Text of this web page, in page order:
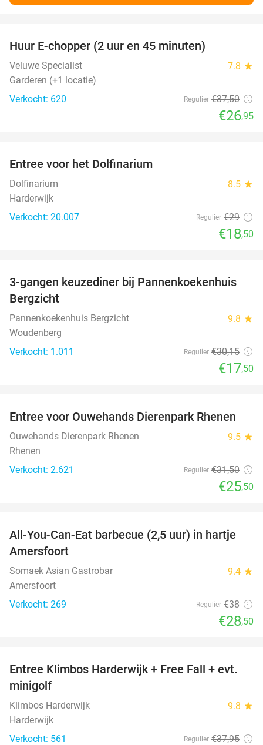
Huur E-chopper (2 uur en 45 minuten)
Veluwe Specialist 7.8 star
Garderen (+1 locatie)
Verkocht: 620
Regulier €37,50
€26,95
Entree voor het Dolfinarium
Dolfinarium 8.5 star
Harderwijk
Verkocht: 20.007
Regulier €29
€18,50
42%
3-gangen keuzediner bij Pannenkoekenhuis
Bergzicht
Pannenkoekenhuis Bergzicht 9.8 star
Woudenberg
Verkocht: 1.011
Regulier €30,15
€17,50
19%
Entree voor Ouwehands Dierenpark Rhenen
Ouwehands Dierenpark Rhenen 9.5 star
Rhenen
Verkocht: 2.621
Regulier €31,50
€25,50
25%
All-You-Can-Eat barbecue (2,5 uur) in hartje
Amersfoort
Somaek Asian Gastrobar 9.4 star
Amersfoort
Verkocht: 269
Regulier €38
€28,50
30%
Entree Klimbos Harderwijk + Free Fall + evt.
minigolf
Klimbos Harderwijk 9.8 star
Harderwijk
Verkocht: 561
Regulier €37,95